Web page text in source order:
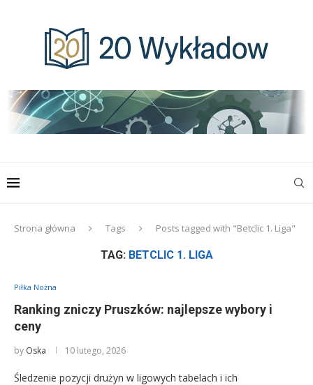
Strona główna Tags Posts tagged with "Betclic 1. Liga"
TAG: BETCLIC 1. LIGA
Piłka Nożna
Ranking zniczy Pruszków: najlepsze wybory i
ceny
by Oska 10 lutego, 2026
Śledzenie pozycji drużyn w ligowych tabelach i ich